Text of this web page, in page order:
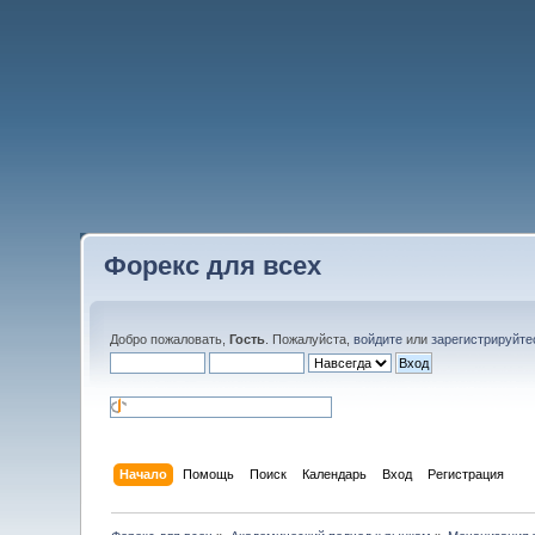
Форекс для всех
Добро пожаловать,Гость . Пожалуйста,войдите или
Начало Помощь Поиск Календарь Вход Регистрация